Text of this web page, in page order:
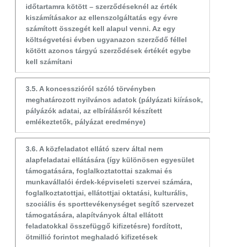
időtartamra kötött – szerződéseknél az érték
kiszámításakor az ellenszolgáltatás egy évre
számított összegét kell alapul venni. Az egy
költségvetési évben ugyanazon szerződő féllel
kötött azonos tárgyú szerződések értékét egybe
kell számítani
3.5. A koncesszióról szóló törvényben
meghatározott nyilvános adatok (pályázati kiírások,
pályázók adatai, az elbírálásról készített
emlékeztetők, pályázat eredménye)
3.6. A közfeladatot ellátó szerv által nem
alapfeladatai ellátására (így különösen egyesület
támogatására, foglalkoztatottai szakmai és
munkavállalói érdek-képviseleti szervei számára,
foglalkoztatottjai, ellátottjai oktatási, kulturális,
szociális és sporttevékenységet segítő szervezet
támogatására, alapítványok által ellátott
feladatokkal összefüggő kifizetésre) fordított,
ötmillió forintot meghaladó kifizetések